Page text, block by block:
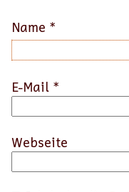
Name *
E-Mail *
Webseite